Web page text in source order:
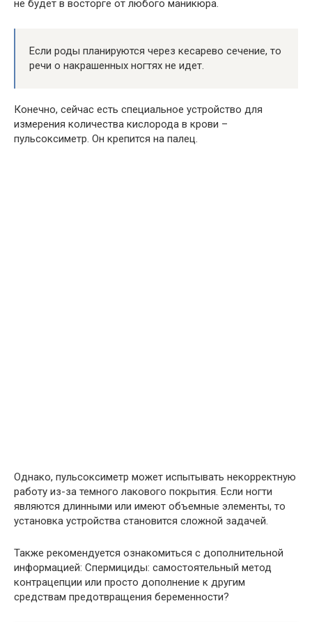
не будет в восторге от любого маникюра.
Если роды планируются через кесарево сечение, то
речи о накрашенных ногтях не идет.
Конечно, сейчас есть специальное устройство для
измерения количества кислорода в крови –
пульсоксиметр. Он крепится на палец.
Однако, пульсоксиметр может испытывать некорректную
работу из-за темного лакового покрытия. Если ногти
являются длинными или имеют объемные элементы, то
установка устройства становится сложной задачей.
Также рекомендуется ознакомиться с дополнительной
информацией: Спермициды: самостоятельный метод
контрацепции или просто дополнение к другим
средствам предотвращения беременности?